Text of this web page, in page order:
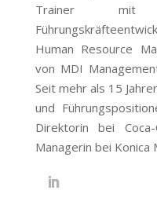
Trainer mit
Human Resource
von MDI
Seit mehr als 15
und
Direktorin bei
Managerin bei Konica